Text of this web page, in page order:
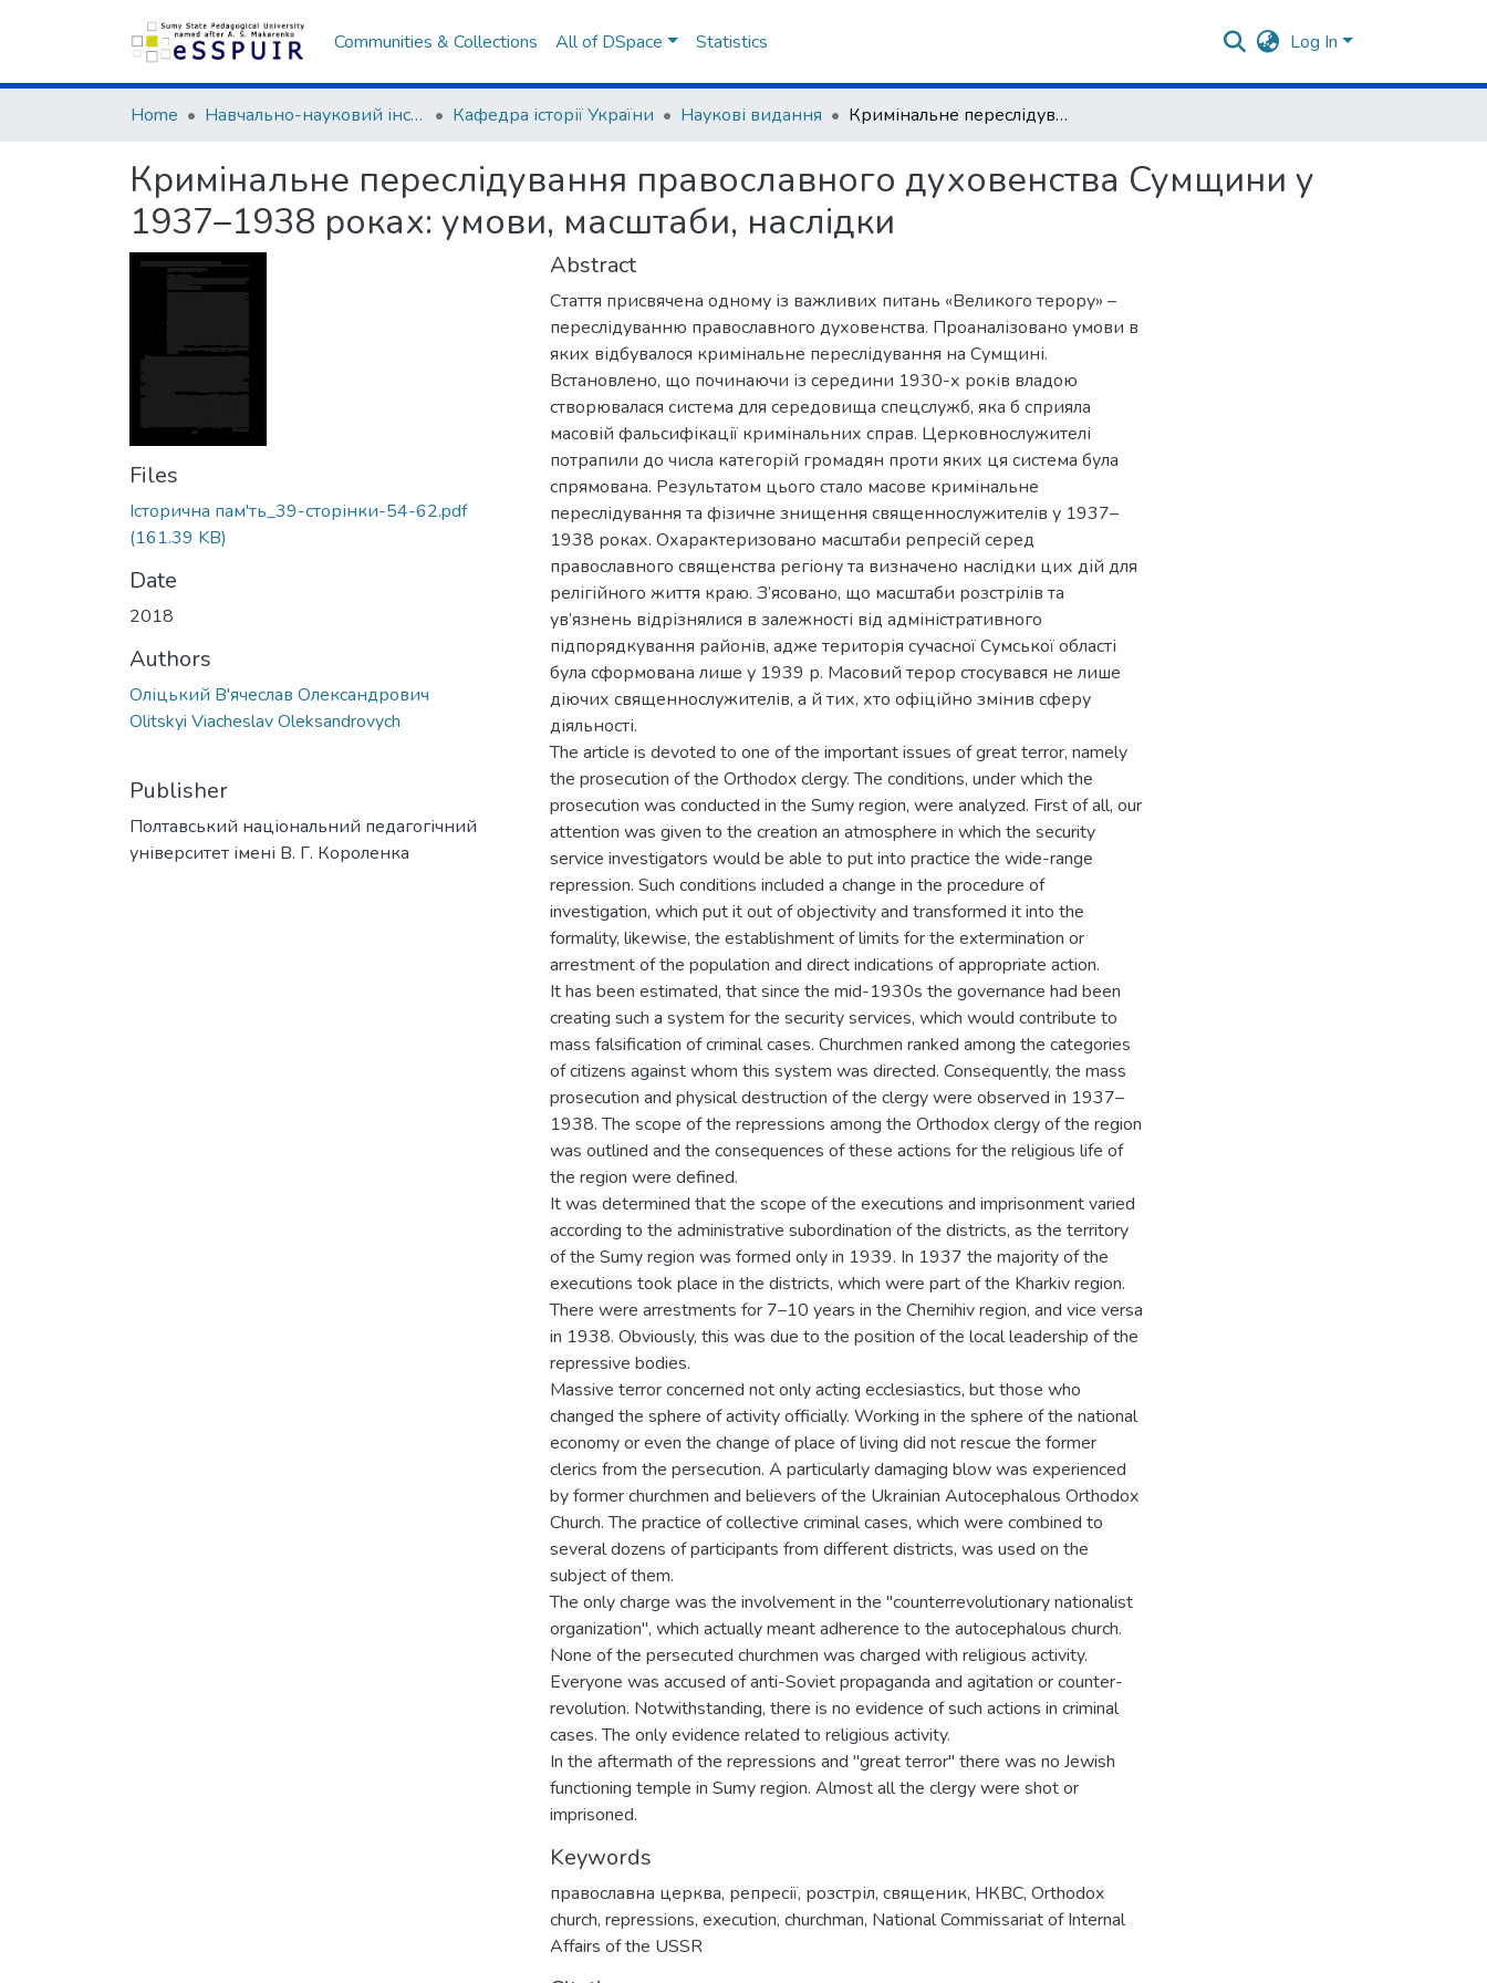
Communities & Collections All of DSpace Statistics Log In
Home Навчально-науковий інститут історії, права та міжнародних відносин Кафедра історії України Наукові видання Кримінальне переслідування православного духовенства Сумщини у 1937–1938 роках: умови, масштаби, наслідки
Кримінальне переслідування православного духовенства Сумщини у
1937–1938 роках: умови, масштаби, наслідки
Files
Історична пам'ть_39-сторінки-54-62.pdf
(161.39 KB)
Date
2018
Authors
Оліцький В'ячеслав Олександрович
Olitskyi Viacheslav Oleksandrovych
Publisher
Полтавський національний педагогічний
університет імені В. Г. Короленка
Abstract
Стаття присвячена одному із важливих питань «Великого терору» –
переслідуванню православного духовенства. Проаналізовано умови в
яких відбувалося кримінальне переслідування на Сумщині.
Встановлено, що починаючи із середини 1930-х років владою
створювалася система для середовища спецслужб, яка б сприяла
масовій фальсифікації кримінальних справ. Церковнослужителі
потрапили до числа категорій громадян проти яких ця система була
спрямована. Результатом цього стало масове кримінальне
переслідування та фізичне знищення священнослужителів у 1937–
1938 роках. Охарактеризовано масштаби репресій серед
православного священства регіону та визначено наслідки цих дій для
релігійного життя краю. З’ясовано, що масштаби розстрілів та
ув’язнень відрізнялися в залежності від адміністративного
підпорядкування районів, адже територія сучасної Сумської області
була сформована лише у 1939 р. Масовий терор стосувався не лише
діючих священнослужителів, а й тих, хто офіційно змінив сферу
діяльності.
The article is devoted to one of the important issues of great terror, namely
the prosecution of the Orthodox clergy. The conditions, under which the
prosecution was conducted in the Sumy region, were analyzed. First of all, our
attention was given to the creation an atmosphere in which the security
service investigators would be able to put into practice the wide-range
repression. Such conditions included a change in the procedure of
investigation, which put it out of objectivity and transformed it into the
formality, likewise, the establishment of limits for the extermination or
arrestment of the population and direct indications of appropriate action.
It has been estimated, that since the mid-1930s the governance had been
creating such a system for the security services, which would contribute to
mass falsification of criminal cases. Churchmen ranked among the categories
of citizens against whom this system was directed. Consequently, the mass
prosecution and physical destruction of the clergy were observed in 1937–
1938. The scope of the repressions among the Orthodox clergy of the region
was outlined and the consequences of these actions for the religious life of
the region were defined.
It was determined that the scope of the executions and imprisonment varied
according to the administrative subordination of the districts, as the territory
of the Sumy region was formed only in 1939. In 1937 the majority of the
executions took place in the districts, which were part of the Kharkiv region.
There were arrestments for 7–10 years in the Chernihiv region, and vice versa
in 1938. Obviously, this was due to the position of the local leadership of the
repressive bodies.
Massive terror concerned not only acting ecclesiastics, but those who
changed the sphere of activity officially. Working in the sphere of the national
economy or even the change of place of living did not rescue the former
clerics from the persecution. A particularly damaging blow was experienced
by former churchmen and believers of the Ukrainian Autocephalous Orthodox
Church. The practice of collective criminal cases, which were combined to
several dozens of participants from different districts, was used on the
subject of them.
The only charge was the involvement in the "counterrevolutionary nationalist
organization", which actually meant adherence to the autocephalous church.
None of the persecuted churchmen was charged with religious activity.
Everyone was accused of anti-Soviet propaganda and agitation or counter-
revolution. Notwithstanding, there is no evidence of such actions in criminal
cases. The only evidence related to religious activity.
In the aftermath of the repressions and "great terror" there was no Jewish
functioning temple in Sumy region. Almost all the clergy were shot or
imprisoned.
Keywords
православна церква, репресії, розстріл, священик, НКВС, Orthodox
church, repressions, execution, churchman, National Commissariat of Internal
Affairs of the USSR